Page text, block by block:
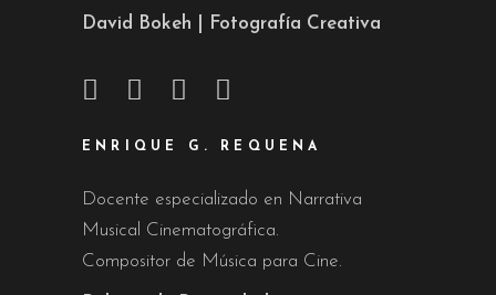
David Bokeh | Fotografía Creativa
ENRIQUE G. REQUENA
Docente especializado en Narrativa
Musical Cinematográfica.
Compositor de Música para Cine.